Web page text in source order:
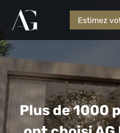
Estimez
Plus de 1000